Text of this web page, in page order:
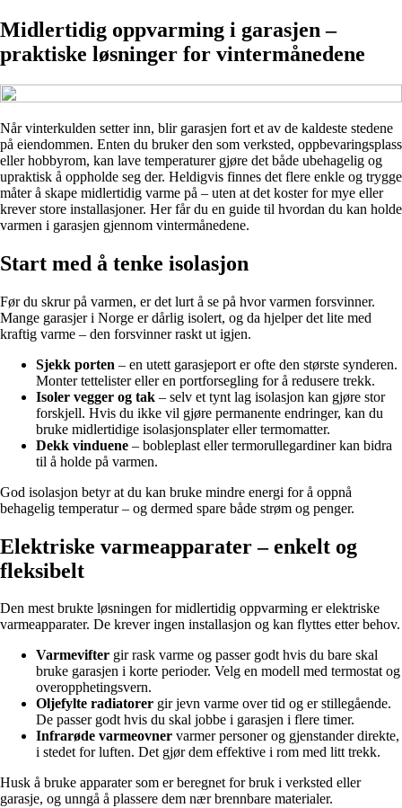
Midlertidig oppvarming i garasjen –
praktiske løsninger for vintermånedene
Når vinterkulden setter inn, blir garasjen fort et av de kaldeste stedene
på eiendommen. Enten du bruker den som verksted, oppbevaringsplass
eller hobbyrom, kan lave temperaturer gjøre det både ubehagelig og
upraktisk å oppholde seg der. Heldigvis finnes det flere enkle og trygge
måter å skape midlertidig varme på – uten at det koster for mye eller
krever store installasjoner. Her får du en guide til hvordan du kan holde
varmen i garasjen gjennom vintermånedene.
Start med å tenke isolasjon
Før du skrur på varmen, er det lurt å se på hvor varmen forsvinner.
Mange garasjer i Norge er dårlig isolert, og da hjelper det lite med
kraftig varme – den forsvinner raskt ut igjen.
Sjekk porten – en utett garasjeport er ofte den største synderen.
Monter tettelister eller en portforsegling for å redusere trekk.
Isoler vegger og tak – selv et tynt lag isolasjon kan gjøre stor
forskjell. Hvis du ikke vil gjøre permanente endringer, kan du
bruke midlertidige isolasjonsplater eller termomatter.
Dekk vinduene – bobleplast eller termorullegardiner kan bidra
til å holde på varmen.
God isolasjon betyr at du kan bruke mindre energi for å oppnå
behagelig temperatur – og dermed spare både strøm og penger.
Elektriske varmeapparater – enkelt og
fleksibelt
Den mest brukte løsningen for midlertidig oppvarming er elektriske
varmeapparater. De krever ingen installasjon og kan flyttes etter behov.
Varmevifter gir rask varme og passer godt hvis du bare skal
bruke garasjen i korte perioder. Velg en modell med termostat og
overopphetingsvern.
Oljefylte radiatorer gir jevn varme over tid og er stillegående.
De passer godt hvis du skal jobbe i garasjen i flere timer.
Infrarøde varmeovner varmer personer og gjenstander direkte,
i stedet for luften. Det gjør dem effektive i rom med litt trekk.
Husk å bruke apparater som er beregnet for bruk i verksted eller
garasje, og unngå å plassere dem nær brennbare materialer.